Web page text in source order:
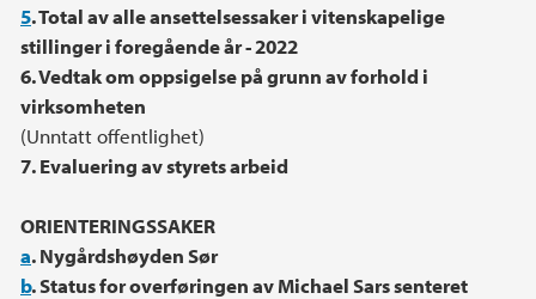
5. Total av alle ansettelsessaker i vitenskapelige
stillinger i foregående år - 2022
6. Vedtak om oppsigelse på grunn av forhold i
virksomheten
(Unntatt offentlighet)
7. Evaluering av styrets arbeid
ORIENTERINGSSAKER
a. Nygårdshøyden Sør
b. Status for overføringen av Michael Sars senteret